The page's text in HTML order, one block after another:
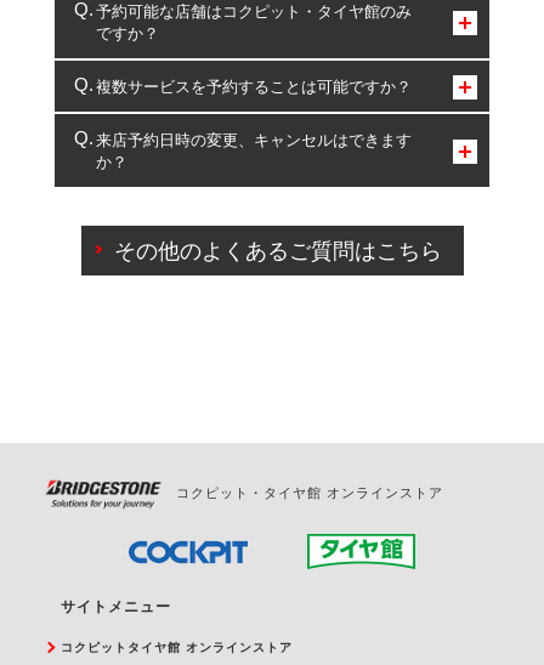
予約可能な店舗はコクピット・タイヤ館のみ
ですか？
コクピット・タイヤ館のみとなります。
複数サービスを予約することは可能ですか？
複数サービスのご予約は可能です。
一部の商品・サービスの組み合わせに限り、同時にご予約が
出来ないものもございます。
来店予約日時の変更、キャンセルはできます
か？
ご来店予約日の3営業日前を過ぎている場合のご予約
の日時変更につきましては、直接ご予約の店舗まで
その他のよくあるご質問はこちら
コクピット・タイヤ館 オンラインストア
サイトメニュー
コクピットタイヤ館 オンラインストア